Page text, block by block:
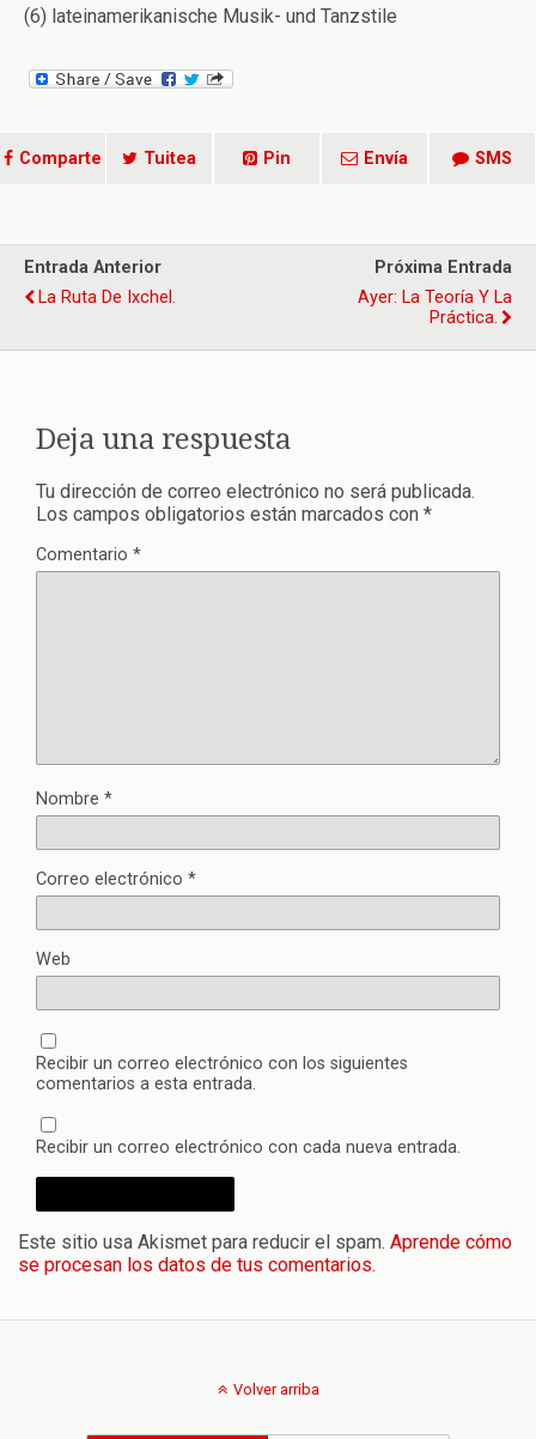
(6) lateinamerikanische Musik- und Tanzstile
Comparte Tuitea Pin Envía SMS
Entrada Anterior
La Ruta De Ixchel.
Próxima Entrada
Ayer: La Teoría Y La
Práctica.
Deja una respuesta
Tu dirección de correo electrónico no será publicada.
Los campos obligatorios están marcados con *
Comentario *
Nombre *
Correo electrónico *
Web
Recibir un correo electrónico con los siguientes
comentarios a esta entrada.
Recibir un correo electrónico con cada nueva entrada.
Este sitio usa Akismet para reducir el spam. Aprende cómo
se procesan los datos de tus comentarios.
Volver arriba